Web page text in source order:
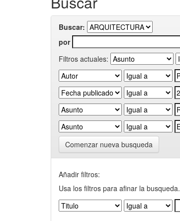
Buscar:
por
Filtros actuales:
Comenzar nueva busqueda
Añadir filtros:
Usa los filtros para afinar la busqueda.